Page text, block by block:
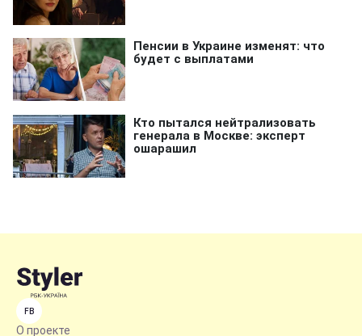
FB
О проекте